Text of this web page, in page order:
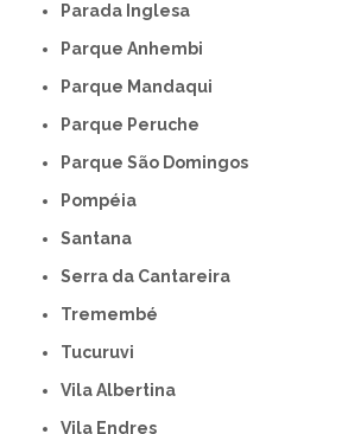
Parada Inglesa
Parque Anhembi
Parque Mandaqui
Parque Peruche
Parque São Domingos
Pompéia
Santana
Serra da Cantareira
Tremembé
Tucuruvi
Vila Albertina
Vila Endres